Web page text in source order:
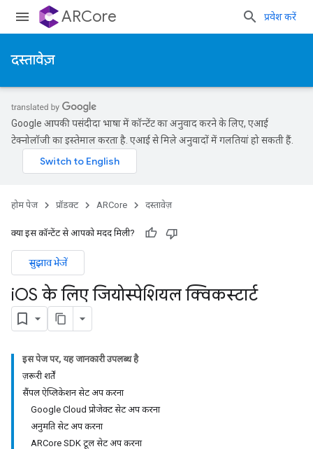
ARCore प्रवेश करें
दस्तावेज़
Google आपकी पसंदीदा भाषा में कॉन्टेंट का अनुवाद करने के लिए, एआई
टेक्नोलॉजी का इस्तेमाल करता है. एआई से मिले अनुवादों में गलतियां हो सकती हैं.
होम पेज प्रॉडक्ट ARCore दस्तावेज़
क्या इस कॉन्टेंट से आपको मदद मिली?
सुझाव भेजें
iOS के लिए जियोस्पेशियल क्विकस्टार्ट
इस पेज पर, यह जानकारी उपलब्ध है
ज़रूरी शर्तें
सैंपल ऐप्लिकेशन सेट अप करना
Google Cloud प्रोजेक्ट सेट अप करना
अनुमति सेट अप करना
ARCore SDK टूल सेट अप करना